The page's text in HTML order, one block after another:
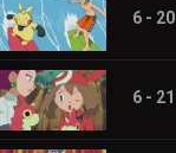
6 - 20
6 - 21